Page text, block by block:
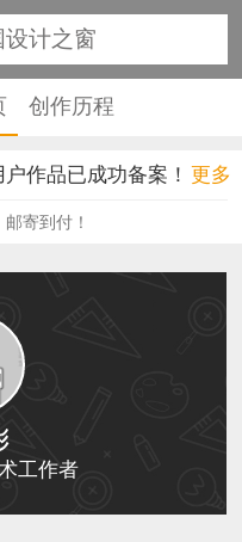
设计之窗
创作历程
作品已成功备案！
作品已成功备案！
作品已成功备案！
作品已成功备案！
作品已成功备案！
作品已成功备案！
作品已成功备案！
作品已成功备案！
更多
寄到付！
工作者